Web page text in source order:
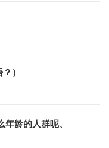
）
龄的人群呢、